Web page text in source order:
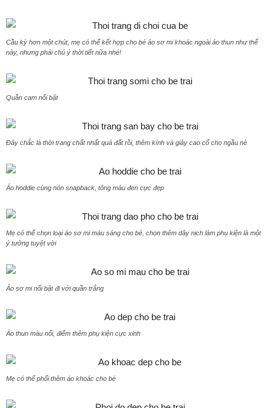
Cầu kỳ hơn một chút, mẹ có thể kết hợp cho bé áo sơ mi khoác ngoài áo thun như thế
này, nhưng phải chú ý thời tiết nữa nhé!
Quần cam nổi bật
Đây chắc là thời trang chất nhất quả đất rồi, thêm kính và giày cao cổ cho ngầu nè
Áo hoddie cùng nón snapback, tông màu đen cực đẹp
Mẹ có thể chọn loại áo sơ mi màu sáng cho bé, chọn thêm dây nịch làm phụ kiện là một
ý tưởng tuyệt vời
Áo sơ mi nổi bật đi với quần trắng
Áo thun màu nổi, điểm thêm phụ kiện cực xinh
Mẹ có thể phối thêm áo khoác cho bé